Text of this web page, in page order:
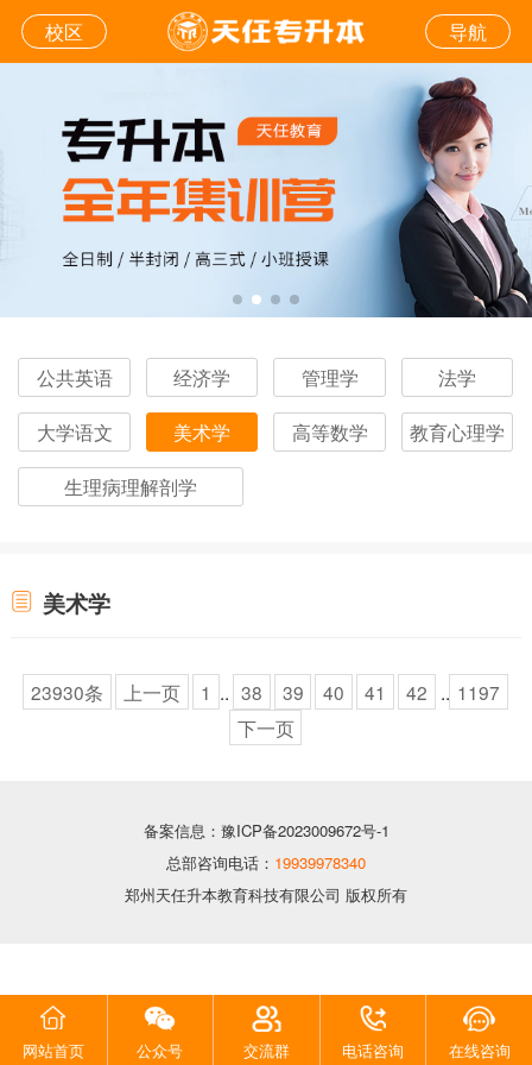
校区 导航
公共英语 经济学 管理学 法学
大学语文 美术学 高等数学 教育心理学
生理病理解剖学
美术学
23930条 上一页 1 .. 38 39 40 41 42 .. 1197
下一页
备案信息：豫ICP备2023009672号-1
总部咨询电话： 19939978340
郑州天任升本教育科技有限公司 版权所有
网站首页 公众号 交流群 电话咨询 在线咨询